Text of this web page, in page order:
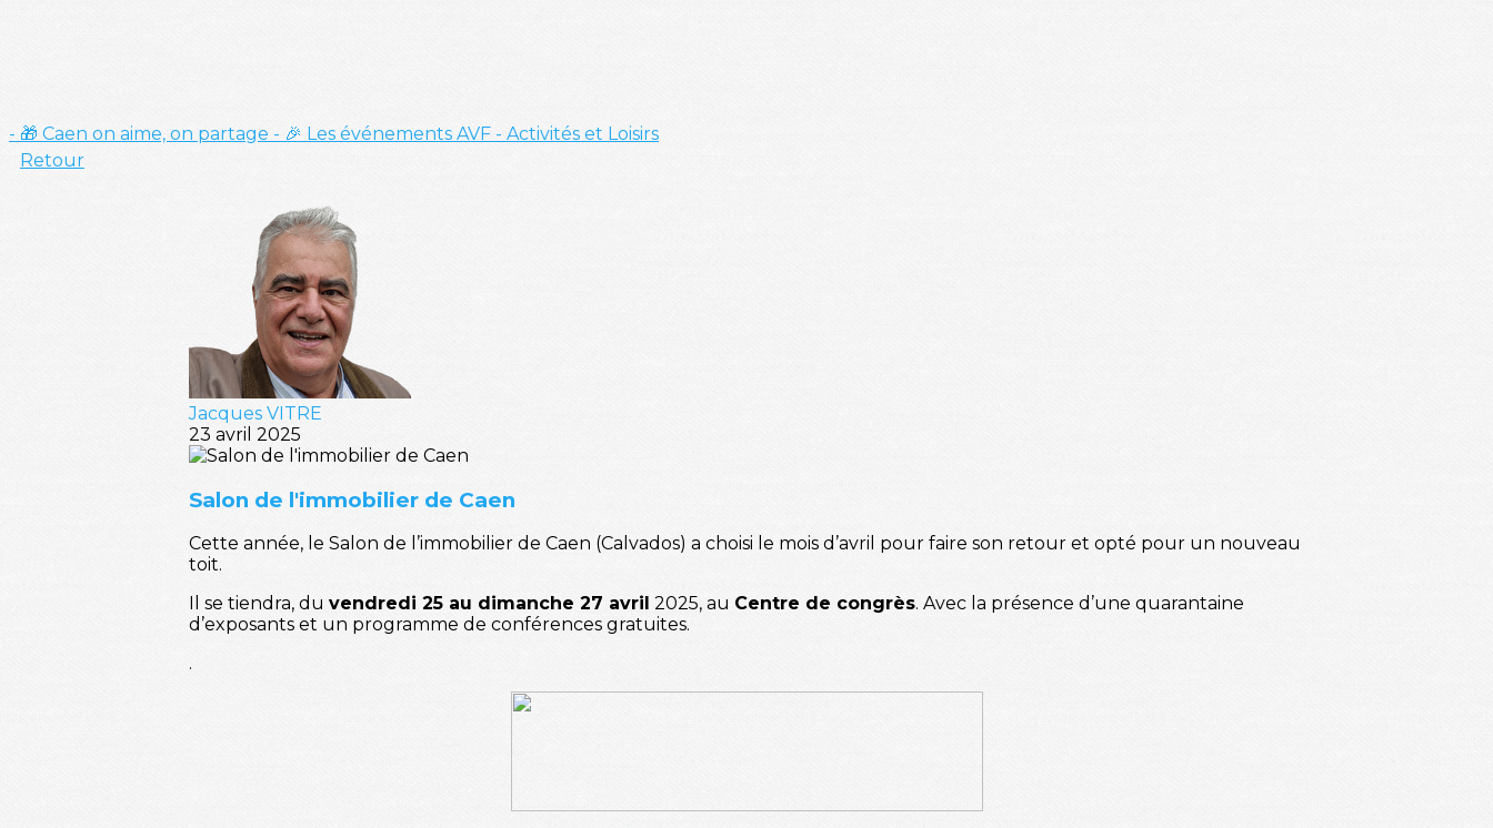
- 🎁 Caen on aime, on partage - 🎉 Les événements AVF - Activités et Loisirs
Retour
Jacques VITRE
23 avril 2025
Salon de l'immobilier de Caen
Cette année, le Salon de l’immobilier de Caen (Calvados) a choisi le mois d’avril pour faire son retour et opté pour un nouveau
toit.
Il se tiendra, du vendredi 25 au dimanche 27 avril 2025, au Centre de congrès. Avec la présence d’une quarantaine
d’exposants et un programme de conférences gratuites.
.